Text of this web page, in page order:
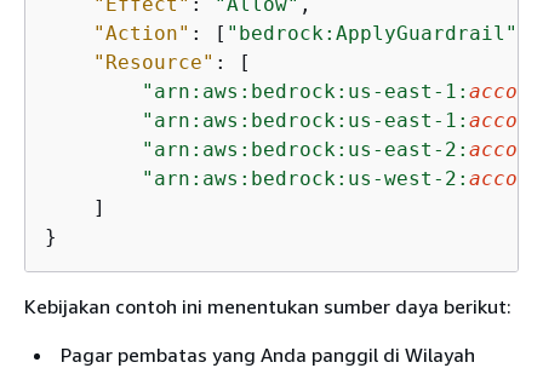
"Action" : [ "bedrock:ApplyGuardrail"
"Resource" : [
"arn:aws:bedrock:us-east-1:
"arn:aws:bedrock:us-east-1:
"arn:aws:bedrock:us-east-2:
"arn:aws:bedrock:us-west-2:
    ]
}
Kebijakan contoh ini menentukan sumber daya berikut:
Pagar pembatas yang Anda panggil di Wilayah